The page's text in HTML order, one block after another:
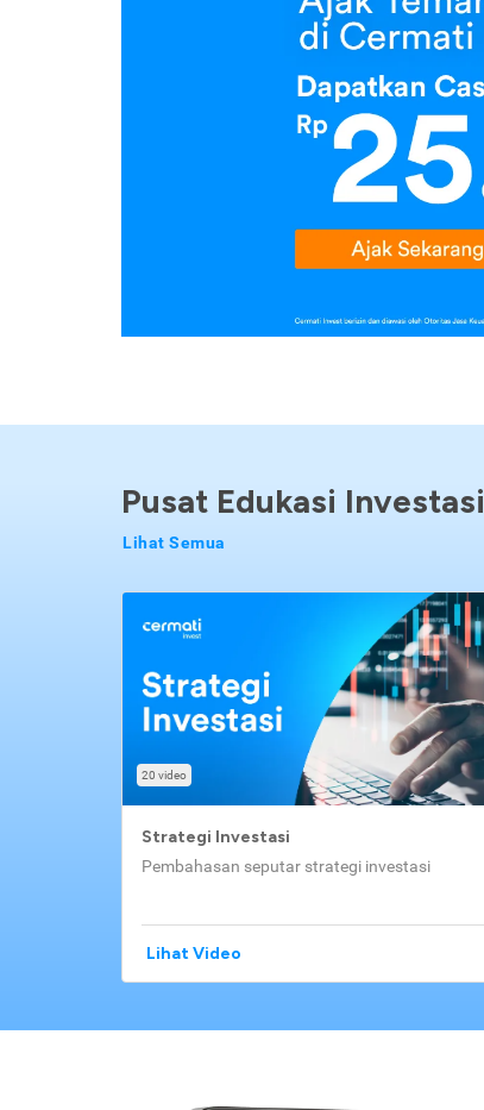
Pusat Edukasi Investasi
Lihat Semua
20 video
Strategi Investasi
Pembahasan seputar strategi investasi
Lihat Video